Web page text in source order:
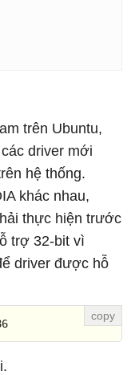
trên Ubuntu,
driver mới
hệ thống.
khác nhau,
thực hiện trước
trợ 32-bit vì
driver được hỗ